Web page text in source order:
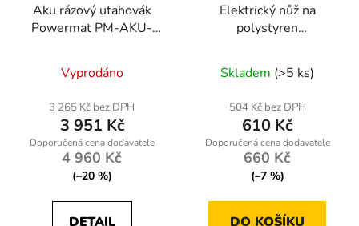
Aku rázový utahovák
Powermat PM-AKU-
Vyprodáno
3 265 Kč bez DPH
3 951 Kč
4 960 Kč
(–20 %)
DETAIL
Elektrický nůž na
polystyren
Skladem (>5 ks)
504 Kč bez DPH
610 Kč
660 Kč
(–7 %)
DO KOŠÍKU